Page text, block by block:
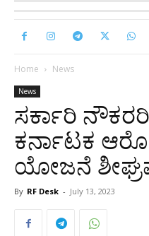
Home News
News
ಸರ್ಕಾರಿ
ಕರ್ನಾಟಕ
ಯೋಜನೆ
By RF Desk - July 13, 2023